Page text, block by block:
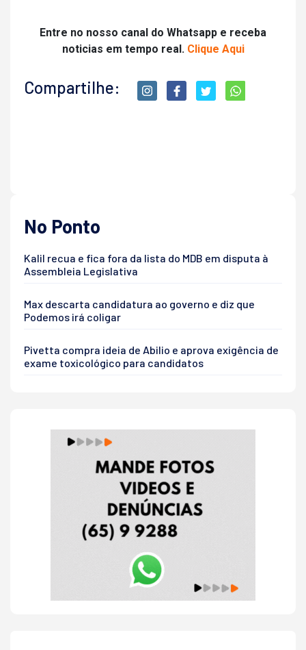
Entre no nosso canal do Whatsapp e receba
noticias em tempo real. Clique Aqui
Compartilhe:
No Ponto
Kalil recua e fica fora da lista do MDB em disputa à
Assembleia Legislativa
Max descarta candidatura ao governo e diz que
Podemos irá coligar
Pivetta compra ideia de Abilio e aprova exigência de
exame toxicológico para candidatos